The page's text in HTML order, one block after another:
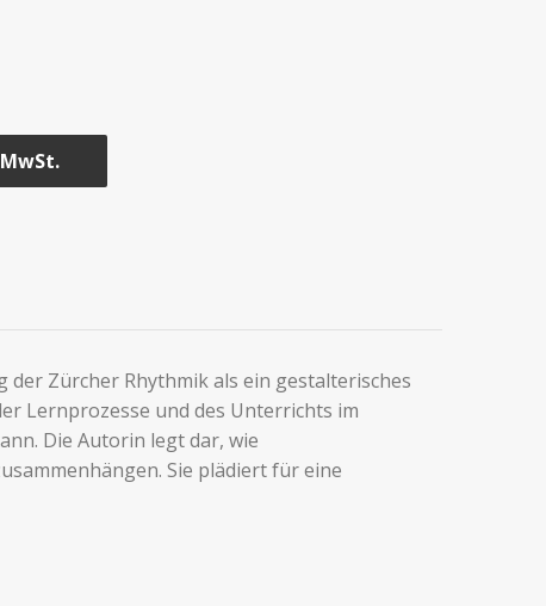
Zürcher Rhythmik als ein gestalterisches
Lernprozesse und des Unterrichts im
Die Autorin legt dar, wie
Sie plädiert für eine